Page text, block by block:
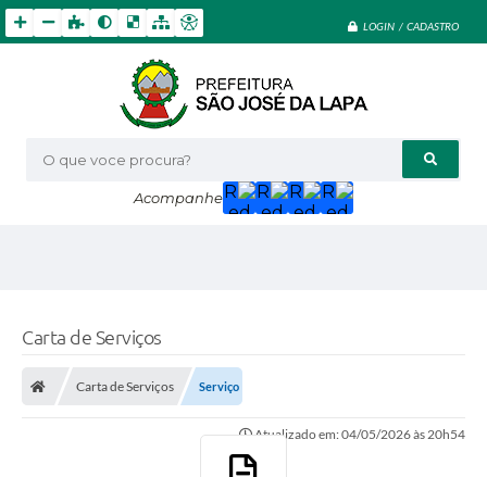
LOGIN / CADASTRO
O que voce procura?
Acompanhe
Carta de Serviços
Carta de Serviços Serviço
Atualizado em: 04/05/2026 às 20h54